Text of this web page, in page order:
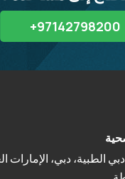
97142798200+